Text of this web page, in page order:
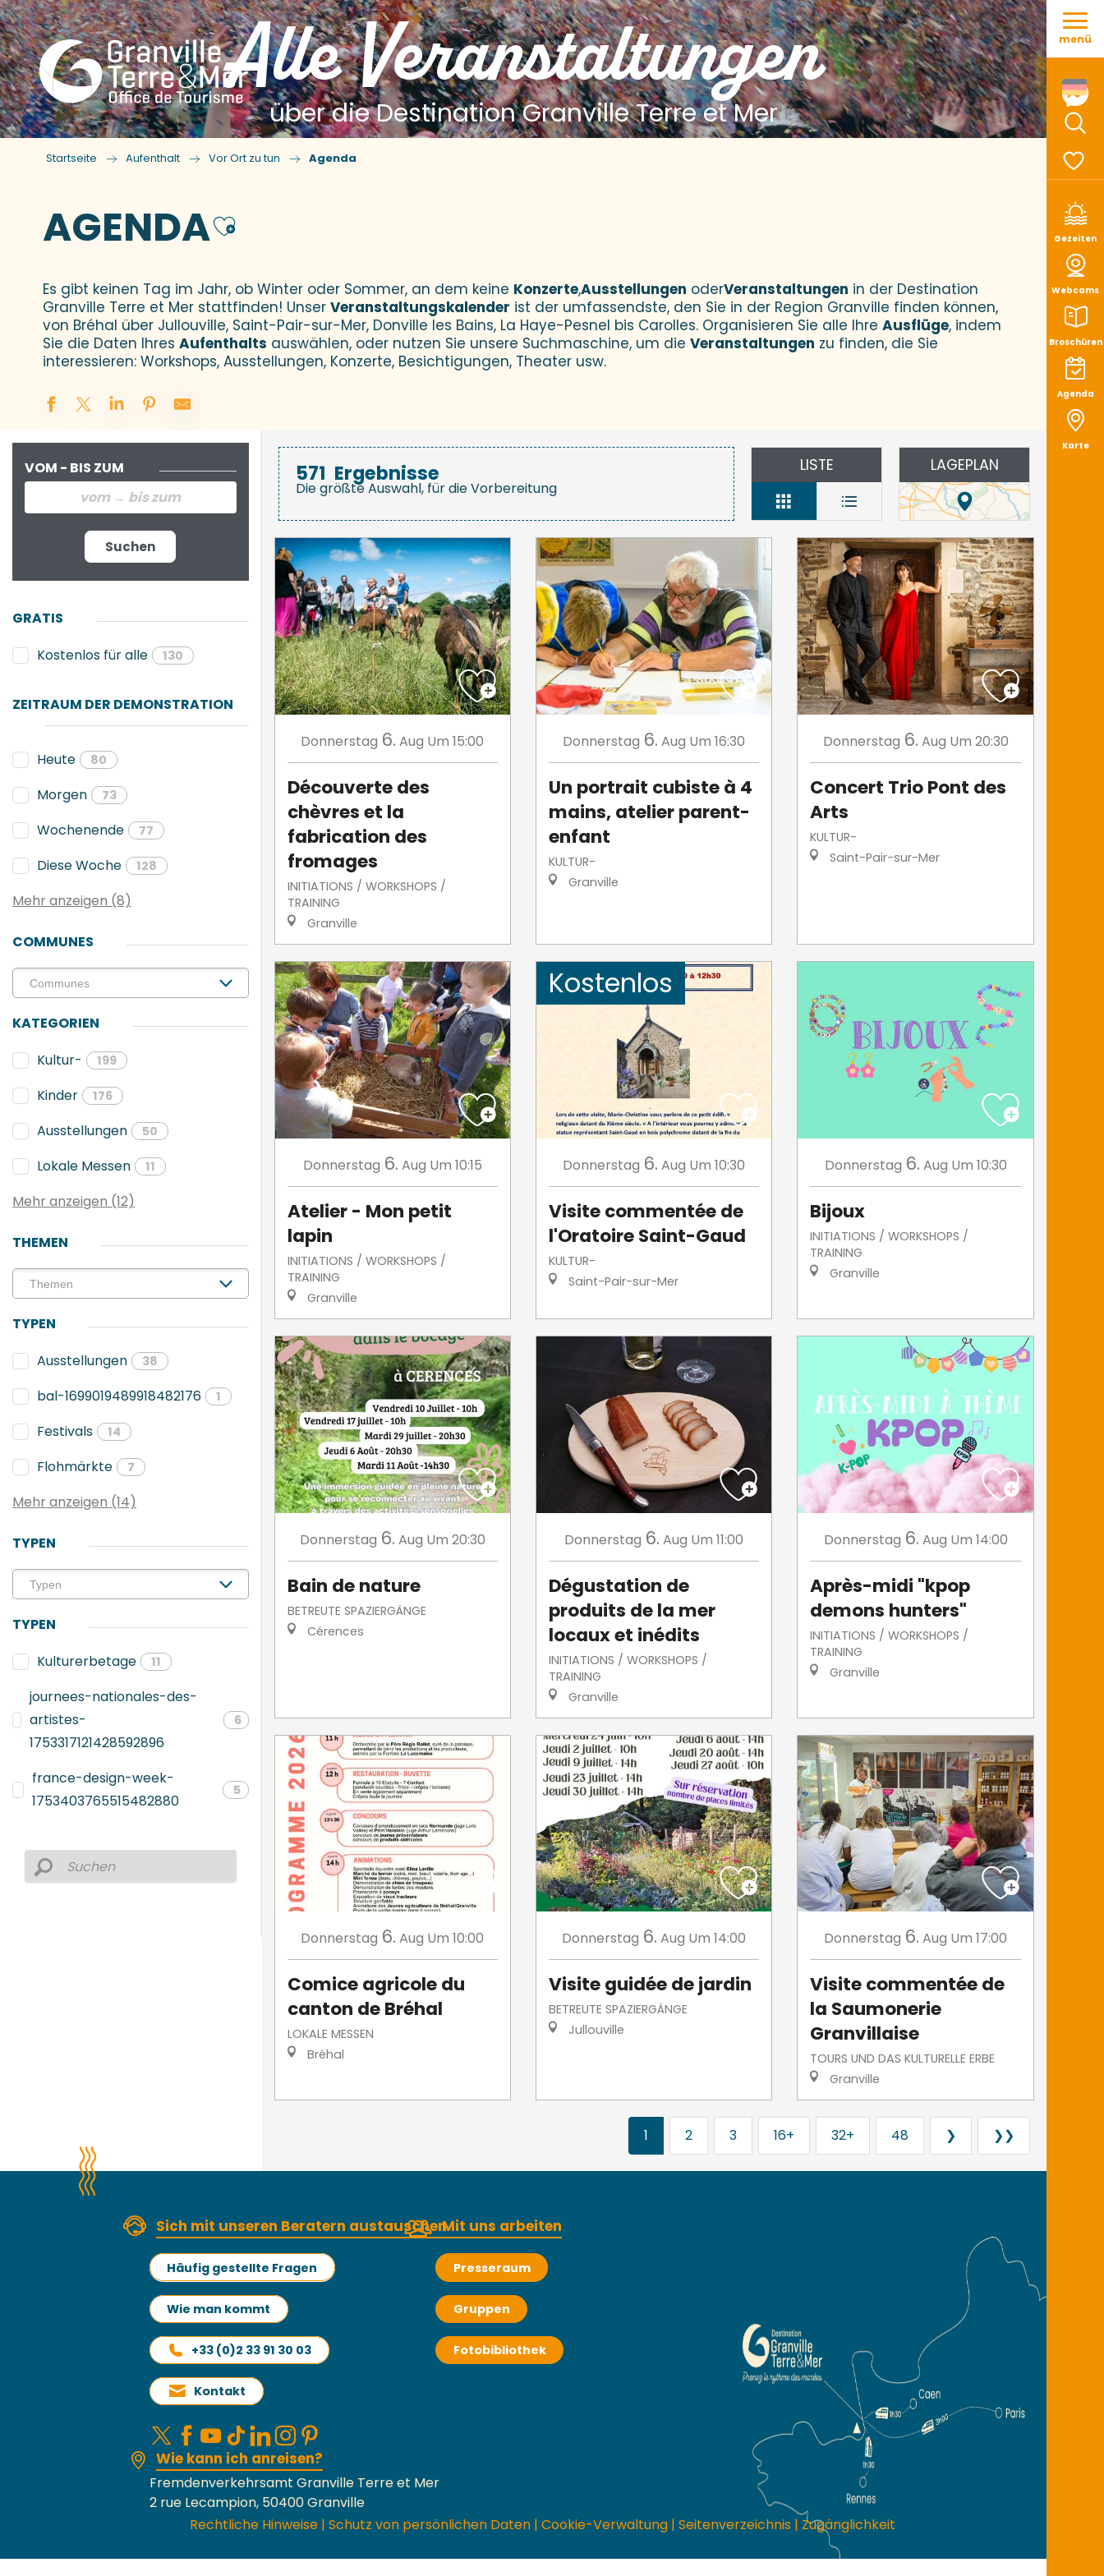
Aller
contenu
Gezeiten
Webcams
Broschüren
Agenda
Karte
menü
Alle Veranstaltungen
über die Destination Granville Terre et Mer
Startseite Aufenthalt Vor Ort zu tun Agenda
AGENDAAjouter aux favoris
Es gibt keinen Tag im Jahr, ob Winter oder Sommer, an dem keine Konzerte,Ausstellungen oderVeranstaltungen in der Destination
Granville Terre et Mer stattfinden! Unser Veranstaltungskalender ist der umfassendste, den Sie in der Region Granville finden können,
von Bréhal über Jullouville, Saint-Pair-sur-Mer, Donville les Bains, La Haye-Pesnel bis Carolles. Organisieren Sie alle Ihre Ausflüge, indem
Sie die Daten Ihres Aufenthalts auswählen, oder nutzen Sie unsere Suchmaschine, um die Veranstaltungen zu finden, die Sie
interessieren: Workshops, Ausstellungen, Konzerte, Besichtigungen, Theater usw.
VOM - BIS ZUM
Suchen
GRATIS
Kostenlos für alle
130
ZEITRAUM DER DEMONSTRATION
Heute 80
Morgen 73
Wochenende 77
Diese Woche 128
Mehr anzeigen (8)
COMMUNES
KATEGORIEN
Kultur-
199
Kinder 176
Ausstellungen 50
Lokale Messen 11
Mehr anzeigen (12)
THEMEN
TYPEN
Ausstellungen
38
bal-1699019489918482176 1
Festivals 14
Flohmärkte 7
Mehr anzeigen (14)
TYPEN
TYPEN
Kulturerbetage
11
journees-nationales-des-
artistes-
1753317121428592896
6
france-design-week-
1753403765515482880
5
571 Ergebnisse
Die größte Auswahl, für die Vorbereitung
LISTE LAGEPLAN
Donnerstag 6. Aug Um 15:00
Découverte des
chèvres et la
fabrication des
fromages
INITIATIONS / WORKSHOPS /
TRAINING
Granville
Donnerstag 6. Aug Um 16:30
Un portrait cubiste à 4
mains, atelier parent-
enfant
KULTUR-
Granville
Donnerstag 6. Aug Um 20:30
Concert Trio Pont des
Arts
KULTUR-
Saint-Pair-sur-Mer
Donnerstag 6. Aug Um 10:15
Atelier - Mon petit
lapin
INITIATIONS / WORKSHOPS /
TRAINING
Granville
Kostenlos
Donnerstag 6. Aug Um 10:30
Visite commentée de
l'Oratoire Saint-Gaud
KULTUR-
Saint-Pair-sur-Mer
Donnerstag 6. Aug Um 10:30
Bijoux
INITIATIONS / WORKSHOPS /
TRAINING
Granville
Donnerstag 6. Aug Um 20:30
Bain de nature
BETREUTE SPAZIERGÄNGE
Cérences
Donnerstag 6. Aug Um 11:00
Dégustation de
produits de la mer
locaux et inédits
INITIATIONS / WORKSHOPS /
TRAINING
Granville
Donnerstag 6. Aug Um 14:00
Après-midi "kpop
demons hunters"
INITIATIONS / WORKSHOPS /
TRAINING
Granville
Donnerstag 6. Aug Um 10:00
Comice agricole du
canton de Bréhal
LOKALE MESSEN
Bréhal
Donnerstag 6. Aug Um 14:00
Visite guidée de jardin
BETREUTE SPAZIERGÄNGE
Jullouville
Donnerstag 6. Aug Um 17:00
Visite commentée de
la Saumonerie
Granvillaise
TOURS UND DAS KULTURELLE ERBE
Granville
1 2 3 16+ 32+ 48 ❯ ❯❯
Sich mit unseren Beratern austauschen
Häufig gestellte Fragen
Wie man kommt
+33 (0)2 33 91 30 03
Kontakt
Mit uns arbeiten
Presseraum
Gruppen
Fotobibliothek
Wie kann ich anreisen?
Fremdenverkehrsamt Granville Terre et Mer
2 rue Lecampion, 50400 Granville
Rechtliche Hinweise | Schutz von persönlichen Daten | Cookie-Verwaltung | Seitenverzeichnis | Zugänglichkeit